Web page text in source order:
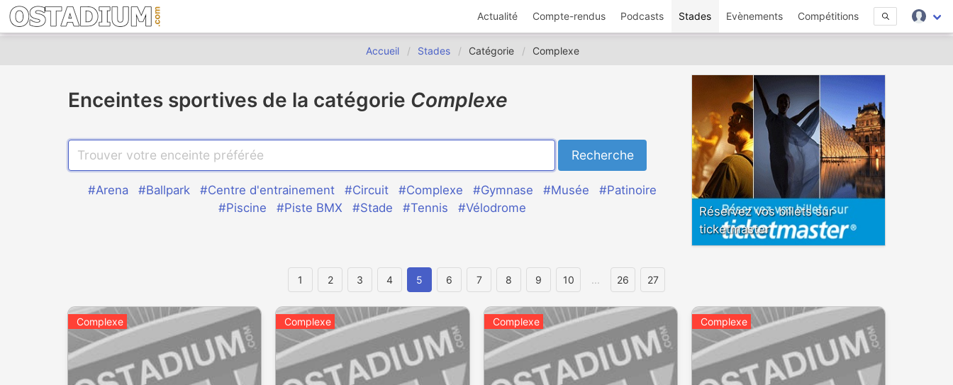
Actualité Compte-rendus Podcasts Stades Evènements Compétitions
Accueil Stades Catégorie Complexe
Enceintes sportives de la catégorie Complexe
#Arena #Ballpark #Centre d'entrainement #Circuit #Complexe #Gymnase #Musée
#Patinoire
#Piscine
#Piste BMX #Stade #Tennis #Vélodrome
Réservez vos billets sur
ticketmaster
1 2 3 4 5 6 7 8 9 10 ... 26 27
Complexe Complexe Complexe Complexe